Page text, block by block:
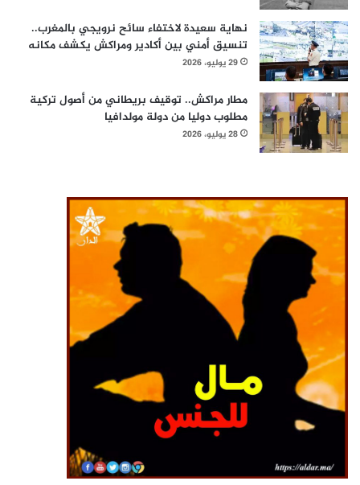
نهاية سعيدة لاختفاء سائح نرويجي بالمغرب..
تنسيق أمني بين أكادير ومراكش يكشف مكانه
29 يوليو، 2026
مطار مراكش.. توقيف بريطاني من أصول تركية
مطلوب دوليا من دولة مولدافيا
28 يوليو، 2026